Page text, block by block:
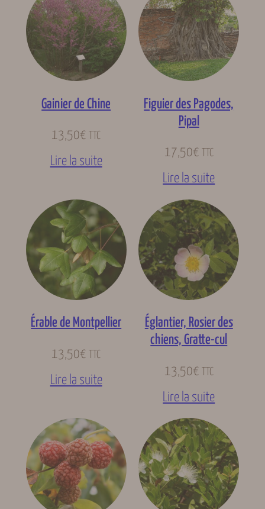
Gainier de Chine
13,50€ TTC
Lire la suite
Figuier des Pagodes,
Pipal
17,50€ TTC
Lire la suite
Érable de Montpellier
13,50€ TTC
Lire la suite
Églantier, Rosier des
chiens, Gratte-cul
13,50€ TTC
Lire la suite